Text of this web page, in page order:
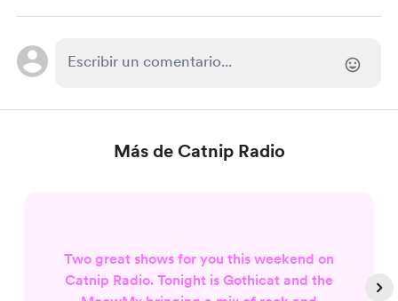
Más de Catnip Radio
Two great shows for you this weekend on
Catnip Radio. Tonight is Gothicat and the